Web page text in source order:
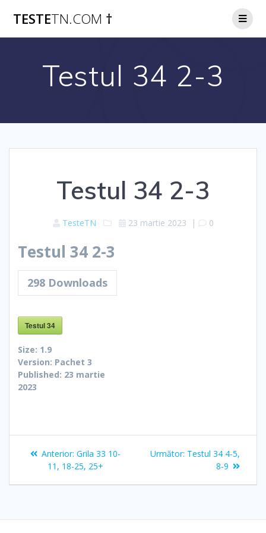
TESTETN.COM †
Testul 34 2-3
Testul 34 2-3
TesteTN 23 martie 2023 | 0
Testul 34 2-3
298 Downloads
Testul 34
Size: 1.9
Version: Pachet 3
Published: 23 martie
2023
Navigare
Anterior: Articolul
anterior:
Grila 33 10-
11, 18-25, 25+
Următor: Articolul
următor:
Testul 34 4-5,
8-9